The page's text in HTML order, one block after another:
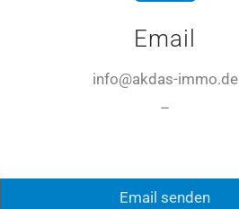
Email
info@akdas-immo.de
–
Email senden